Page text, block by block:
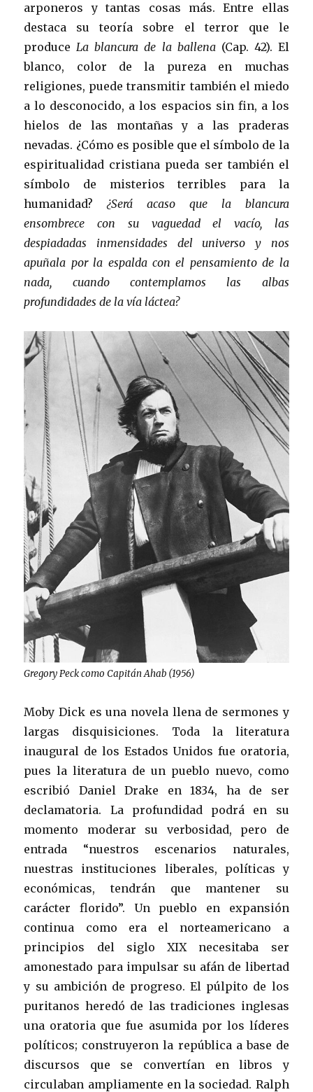
arponeros y tantas cosas más. Entre ellas
destaca su teoría sobre el terror que le
produce La blancura de la ballena(Cap. 42). El
blanco, color de la pureza en muchas
religiones, puede transmitir también el miedo
a lo desconocido, a los espacios sin fin, a los
hielos de las montañas y a las praderas
nevadas. ¿Cómo es posible que el símbolo de la
espiritualidad cristiana pueda ser también el
símbolo de misterios terribles para la
humanidad?¿Será acaso que la blancura
ensombrece con su vaguedad el vacío, las
despiadadas inmensidades del universo y nos
apuñala por la espalda con el pensamiento de la
nada, cuando contemplamos las albas
profundidades de la vía láctea?
Gregory Peck como Capitán Ahab (1956)
Moby Dick es una novela llena de sermones y
largas disquisiciones. Toda la literatura
inaugural de los Estados Unidos fue oratoria,
pues la literatura de un pueblo nuevo, como
escribió Daniel Drake en 1834, ha de ser
declamatoria. La profundidad podrá en su
momento moderar su verbosidad, pero de
entrada “nuestros escenarios naturales,
nuestras instituciones liberales, políticas y
económicas, tendrán que mantener su
carácter florido”. Un pueblo en expansión
continua como era el norteamericano a
principios del siglo XIX necesitaba ser
amonestado para impulsar su afán de libertad
y su ambición de progreso. El púlpito de los
puritanos heredó de las tradiciones inglesas
una oratoria que fue asumida por los líderes
políticos; construyeron la república a base de
discursos que se convertían en libros y
circulaban ampliamente en la sociedad. Ralph